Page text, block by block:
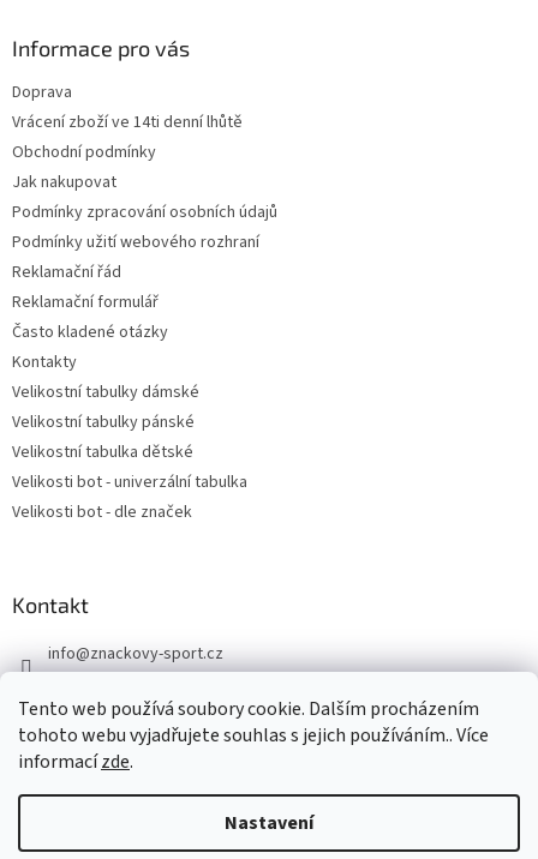
Tento web používá soubory cookie. Dalším procházením
tohoto webu vyjadřujete souhlas s jejich používáním.. Více
informacízde.
Nastavení
Informace pro vás
Doprava
Vrácení zboží ve 14ti denní lhůtě
Obchodní podmínky
Jak nakupovat
Podmínky zpracování osobních údajů
Podmínky užití webového rozhraní
Reklamační řád
Reklamační formulář
Často kladené otázky
Kontakty
Velikostní tabulky dámské
Velikostní tabulky pánské
Velikostní tabulka dětské
Velikosti bot - univerzální tabulka
Velikosti bot - dle značek
Kontakt
info@znackovy-sport.cz
Vytvořil Shoptet